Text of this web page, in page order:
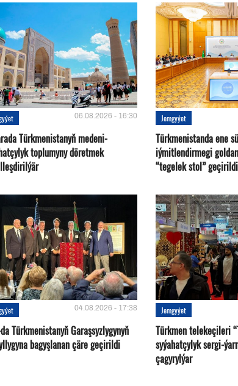
06.08.2026 - 16:30
Türkmenistanyň medeni-
toplumyny döretmek
Jemgyýet
Türkmenistanda ene
iýmitlendirmegi
“tegelek stol” geçirildi
04.08.2026 - 17:38
Türkmenistanyň Garaşsyzlygynyň
bagyşlanan çäre geçirildi
Jemgyýet
Türkmen telekeçileri
syýahatçylyk sergi-
çagyrylýar